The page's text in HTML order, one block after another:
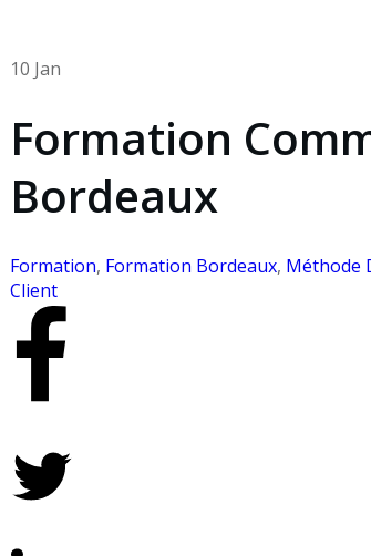
10 Jan
Formation
Bordeaux
Formation, Formation Bordeaux, Méthode
Client